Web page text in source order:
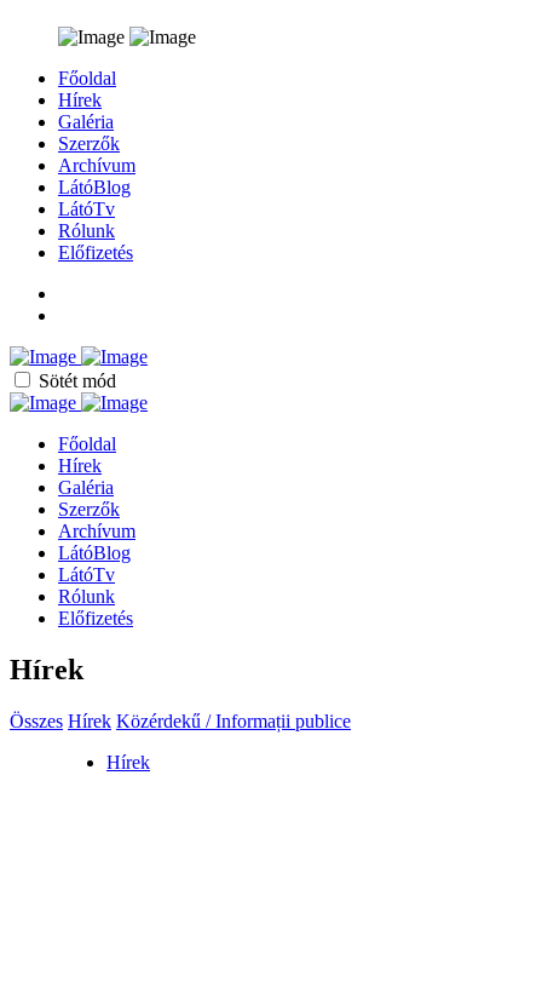
Főoldal
Hírek
Galéria
Szerzők
Archívum
LátóBlog
LátóTv
Rólunk
Előfizetés
Sötét mód
Főoldal
Hírek
Galéria
Szerzők
Archívum
LátóBlog
LátóTv
Rólunk
Előfizetés
Hírek
Összes Hírek Közérdekű / Informații publice
Hírek